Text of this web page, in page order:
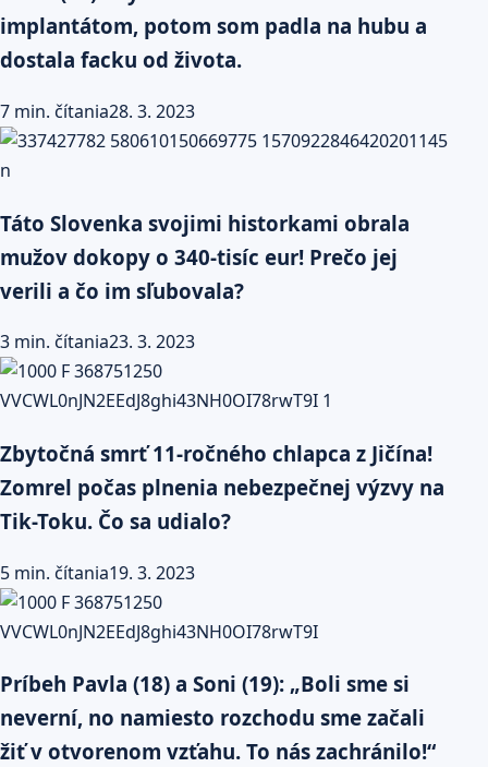
implantátom, potom som padla na hubu a
dostala facku od života.
7 min. čítania28. 3. 2023
Táto Slovenka svojimi historkami obrala
mužov dokopy o 340-tisíc eur! Prečo jej
verili a čo im sľubovala?
3 min. čítania23. 3. 2023
Zbytočná smrť 11-ročného chlapca z Jičína!
Zomrel počas plnenia nebezpečnej výzvy na
Tik-Toku. Čo sa udialo?
5 min. čítania19. 3. 2023
Príbeh Pavla (18) a Soni (19): „Boli sme si
neverní, no namiesto rozchodu sme začali
žiť v otvorenom vzťahu. To nás zachránilo!“